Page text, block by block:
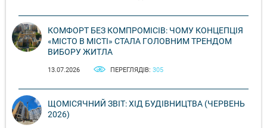
КОМФОРТ БЕЗ КОМПРОМІСІВ: ЧОМУ КОНЦЕПЦІЯ
«МІСТО В МІСТІ» СТАЛА ГОЛОВНИМ ТРЕНДОМ
ВИБОРУ ЖИТЛА
13.07.2026 ПЕРЕГЛЯДІВ: 305
ЩОМІСЯЧНИЙ ЗВІТ: ХІД БУДІВНИЦТВА (ЧЕРВЕНЬ
2026)